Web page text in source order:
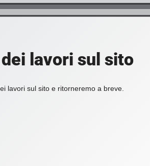
lavori sul sito
lavori sul sito e ritorneremo a breve.